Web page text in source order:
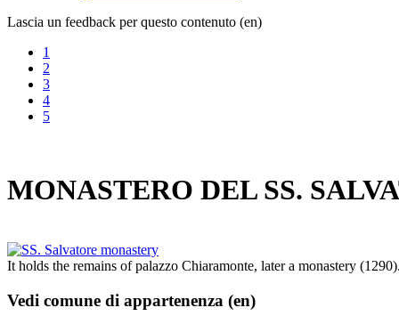
Lascia un feedback per questo contenuto (en)
1
2
3
4
5
MONASTERO DEL SS.
It holds the remains of palazzo Chiaramonte, later a monastery (1290).
Vedi comune di appartenenza (en)